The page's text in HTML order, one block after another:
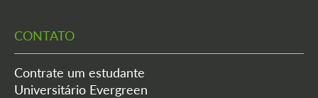
CONTATO
Contrate um estudante
Universitário Evergreen